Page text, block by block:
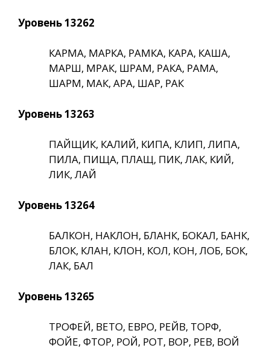
Уровень 13262
КАРМА, МАРКА, РАМКА, КАРА, КАША,
МАРШ, МРАК, ШРАМ, РАКА, РАМА,
ШАРМ, МАК, АРА, ШАР, РАК
Уровень 13263
ПАЙЩИК, КАЛИЙ, КИПА, КЛИП, ЛИПА,
ПИЛА, ПИЩА, ПЛАЩ, ПИК, ЛАК, КИЙ,
ЛИК, ЛАЙ
Уровень 13264
БАЛКОН, НАКЛОН, БЛАНК, БОКАЛ, БАНК,
БЛОК, КЛАН, КЛОН, КОЛ, КОН, ЛОБ, БОК,
ЛАК, БАЛ
Уровень 13265
ТРОФЕЙ, ВЕТО, ЕВРО, РЕЙВ, ТОРФ,
ФОЙЕ, ФТОР, РОЙ, РОТ, ВОР, РЕВ, ВОЙ